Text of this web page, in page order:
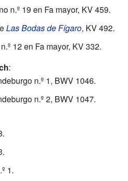
n.º 19 en Fa mayor, KV 459.
Las Bodas de Fígaro, KV 492.
12 en Fa mayor, KV 332.
:
n.º 1, BWV 1046.
n.º 2, BWV 1047.
1.